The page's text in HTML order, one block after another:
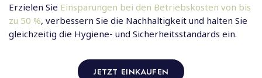
Erzielen Sie Einsparungen bei den Betriebskosten von bis
zu 50 %, verbessern Sie die Nachhaltigkeit und halten Sie
gleichzeitig die Hygiene- und Sicherheitsstandards ein.
JETZT EINKAUFEN